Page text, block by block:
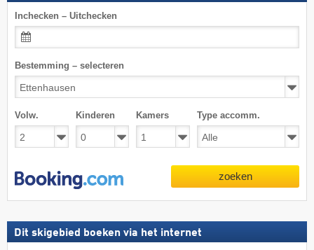
Inchecken – Uitchecken
Bestemming – selecteren
Volw. Kinderen Kamers Type accomm.
zoeken
Dit skigebied boeken via het internet